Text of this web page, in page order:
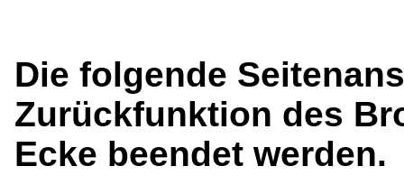
Die folgende
Zurückfunktion des
Ecke beendet werden.